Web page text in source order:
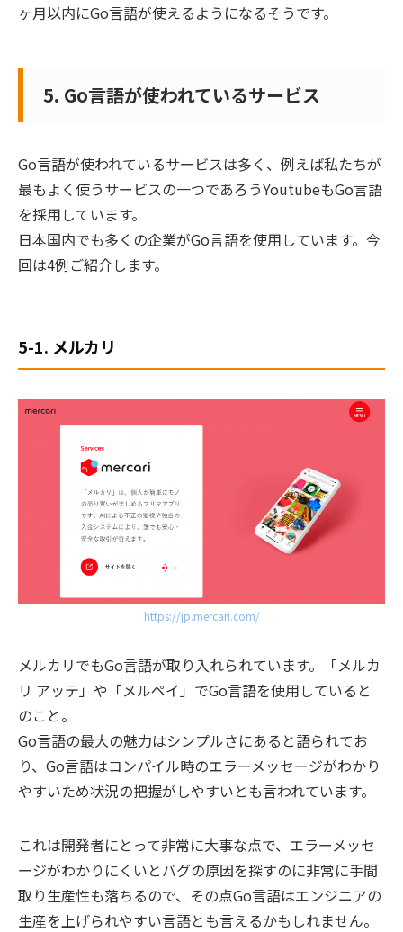
ヶ月以内にGo言語が使えるようになるそうです。
5. Go言語が使われているサービス
Go言語が使われているサービスは多く、例えば私たちが
最もよく使うサービスの一つであろうYoutubeもGo言語
を採用しています。
日本国内でも多くの企業がGo言語を使用しています。今
回は4例ご紹介します。
5-1. メルカリ
https://jp.mercari.com/
メルカリでもGo言語が取り入れられています。「メルカ
リ アッテ」や「メルペイ」でGo言語を使用していると
のこと。
Go言語の最大の魅力はシンプルさにあると語られてお
り、Go言語はコンパイル時のエラーメッセージがわかり
やすいため状況の把握がしやすいとも言われています。
これは開発者にとって非常に大事な点で、 エラーメッセ
ージがわかりにくいとバグの原因を探すのに非常に手間
取り生産性も落ちるので、その点Go言語はエンジニアの
生産を上げられやすい言語とも言えるかもしれません。